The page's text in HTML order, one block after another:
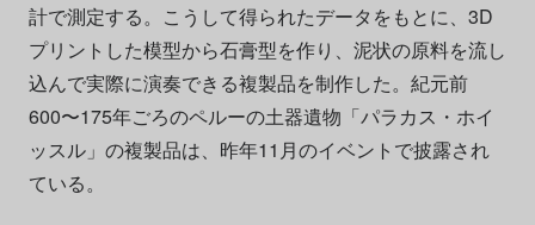
計で測定する。こうして得られたデータをもとに、3D
プリントした模型から石膏型を作り、泥状の原料を流し
込んで実際に演奏できる複製品を制作した。紀元前
600〜175年ごろのペルーの土器遺物「パラカス・ホイ
ッスル」の複製品は、昨年11月のイベントで披露され
ている。